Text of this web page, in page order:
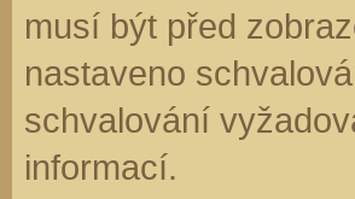
musí být před
nastaveno
schvalování
informací.